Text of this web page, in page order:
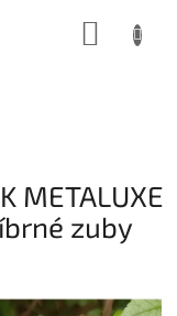
METALUXE
zuby